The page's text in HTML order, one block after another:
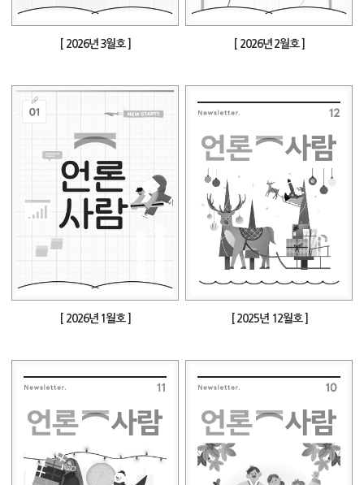
[ 2026년 3월호 ] [ 2026년 2월호 ]
[ 2026년 1월호 ] [ 2025년 12월호 ]